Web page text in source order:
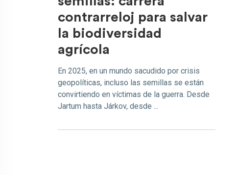
contrarreloj para salvar
la biodiversidad
agrícola
En 2025, en un mundo sacudido por crisis
geopolíticas, incluso las semillas se están
convirtiendo en víctimas de la guerra. Desde
Jartum hasta Járkov, desde ...